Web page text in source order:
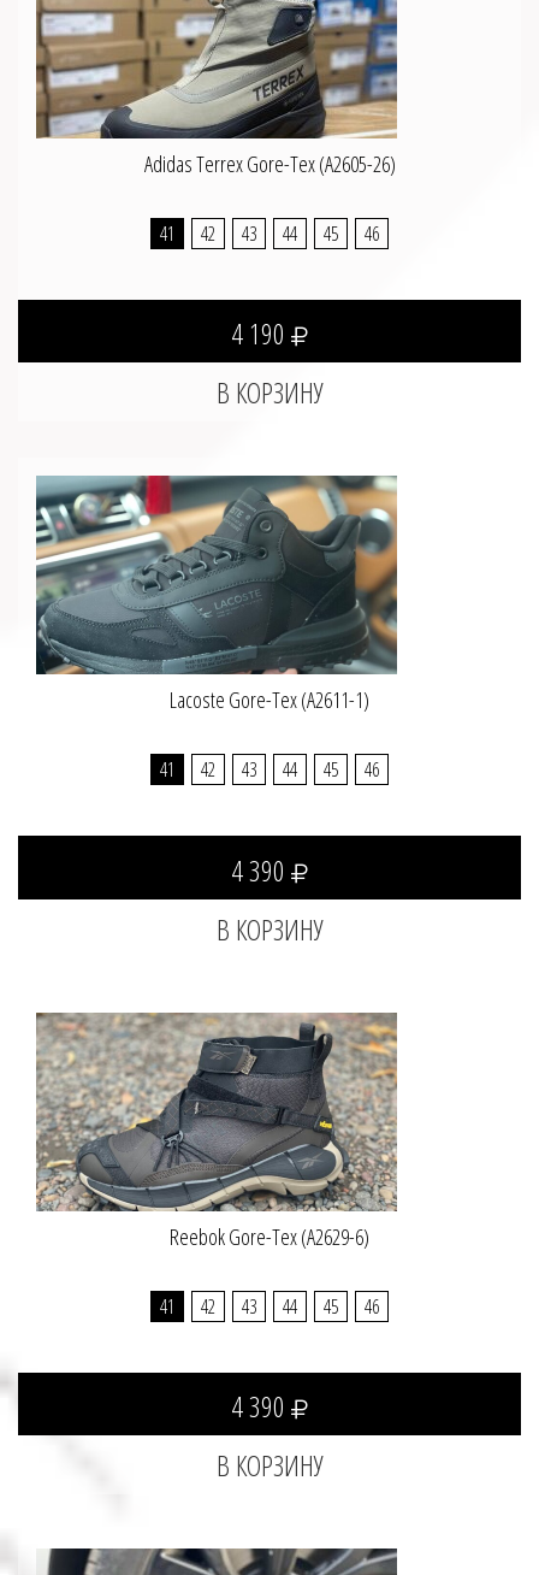
Adidas Terrex Gore-Tex (A2605-26)
41 42 43 44 45 46
4 190
Lacoste Gore-Tex (A2611-1)
41 42 43 44 45 46
4 390
Reebok Gore-Tex (A2629-6)
41 42 43 44 45 46
4 390